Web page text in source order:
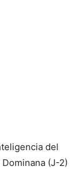
del
(J-2)